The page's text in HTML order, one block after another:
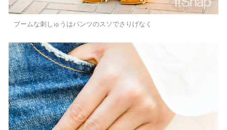
ブームな刺しゅうはパンツのスソでさりげなく